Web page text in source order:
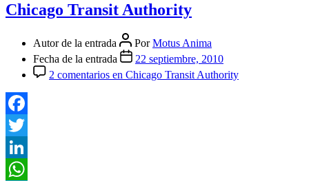
Chicago Transit Authority
Autor de la entrada PorMotus Anima
Fecha de la entrada
22 septiembre, 2010
2 comentarios en Chicago Transit Authority
Facebook
Twitter
LinkedIn